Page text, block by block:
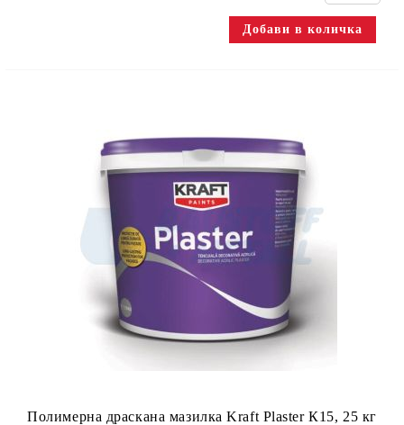
Полимерна драскана мазилка Kraft Plaster К15, 25 кг